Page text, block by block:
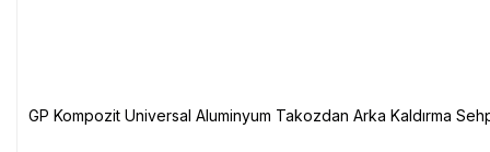
GP Kompozit Universal Aluminyum Takozdan Arka Kaldırma